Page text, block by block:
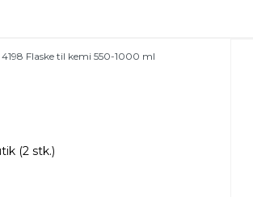
4198 Flaske til kemi 550-1000 ml
(2 stk.)